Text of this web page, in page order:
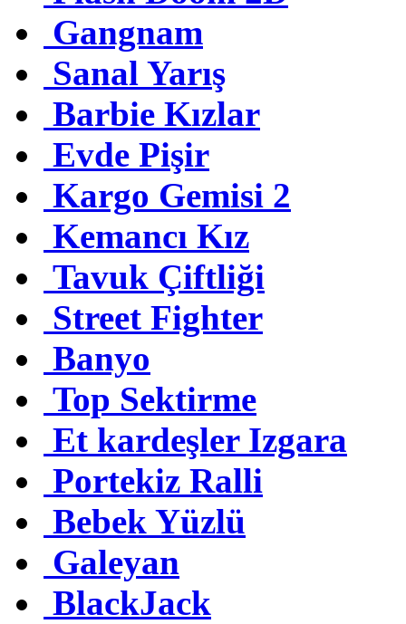
Gangnam
Sanal Yarış
Barbie Kızlar
Evde Pişir
Kargo Gemisi 2
Kemancı Kız
Tavuk Çiftliği
Street Fighter
Banyo
Top Sektirme
Et kardeşler Izgara
Portekiz Ralli
Bebek Yüzlü
Galeyan
BlackJack